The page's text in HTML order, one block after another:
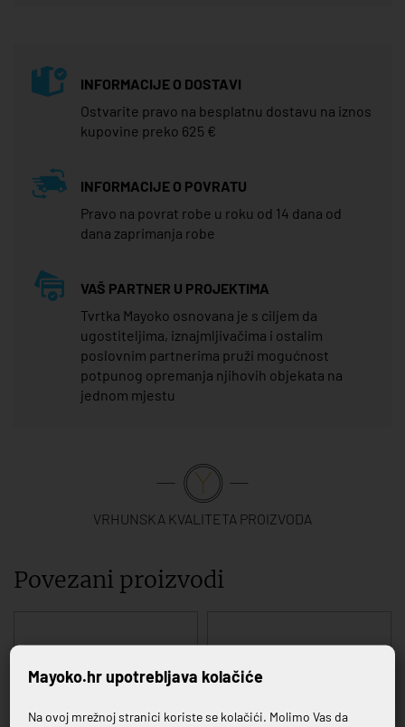
INFORMACIJE O DOSTAVI
Ostvarite pravo na besplatnu dostavu na iznos
kupovine preko 625 €
INFORMACIJE O POVRATU
Pravo na povrat robe u roku od 14 dana od
dana zaprimanja robe
VAŠ PARTNER U PROJEKTIMA
Tvrtka Mayoko osnovana je s ciljem da
ugostiteljima, iznajmljivačima i ostalim
poslovnim partnerima pruži mogućnost
potpunog opremanja njihovih objekata na
jednom mjestu
VRHUNSKA KVALITETA PROIZVODA
Povezani proizvodi
Mayoko.hr upotrebljava kolačiće
Na ovoj mrežnoj stranici koriste se kolačići. Molimo Vas da